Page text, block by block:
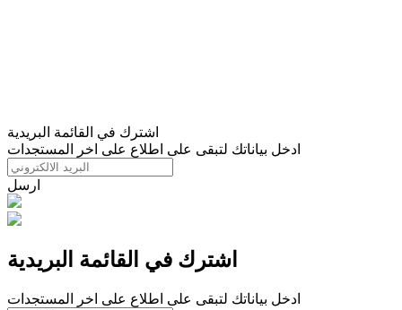
اشترك في القائمة البريدية
ادخل بياناتك لتبقى على اطلاع على اخر المستجدات
ارسل
اشترك في القائمة البريدية
ادخل بياناتك لتبقى على اطلاع على اخر المستجدات